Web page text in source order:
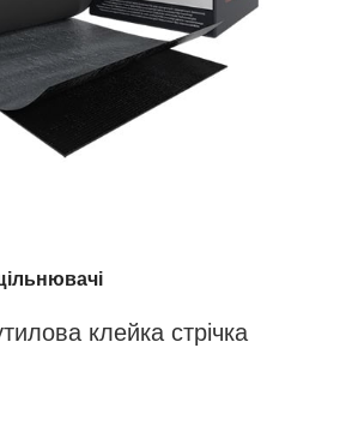
клейка стрічка